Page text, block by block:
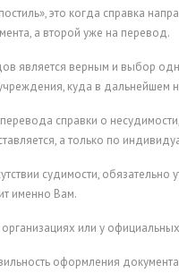
это когда справка
а второй уже на перевод.
является верным и выбор
куда в дальнейшем
справки о
а только по
судимости, обязательно
именно Вам.
или у
оформления